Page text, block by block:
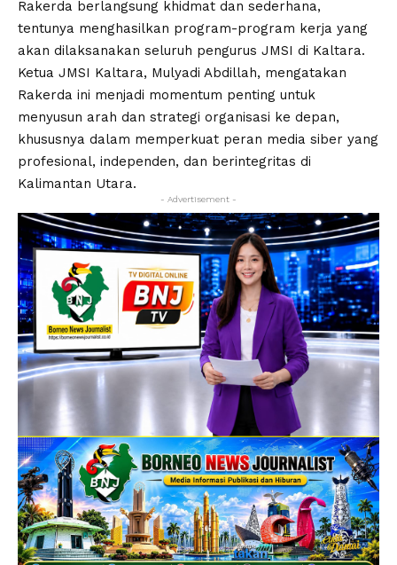
Rakerda berlangsung khidmat dan sederhana,
tentunya menghasilkan program-program kerja yang
akan dilaksanakan seluruh pengurus JMSI di Kaltara.
Ketua JMSI Kaltara, Mulyadi Abdillah, mengatakan
Rakerda ini menjadi momentum penting untuk
menyusun arah dan strategi organisasi ke depan,
khususnya dalam memperkuat peran media siber yang
profesional, independen, dan berintegritas di
Kalimantan Utara.
- Advertisement -